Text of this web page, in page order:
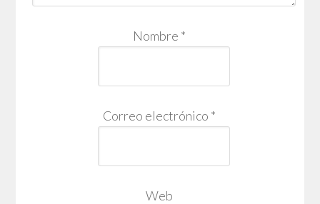
Nombre *
Correo electrónico *
Web